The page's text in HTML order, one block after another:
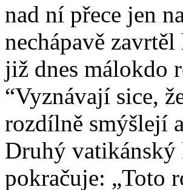
nad ní přece jen
nechápavě
již dnes málokdo
“Vyznávají sice,
rozdílně smýšlejí
Druhý vatikánský
pokračuje: „Toto